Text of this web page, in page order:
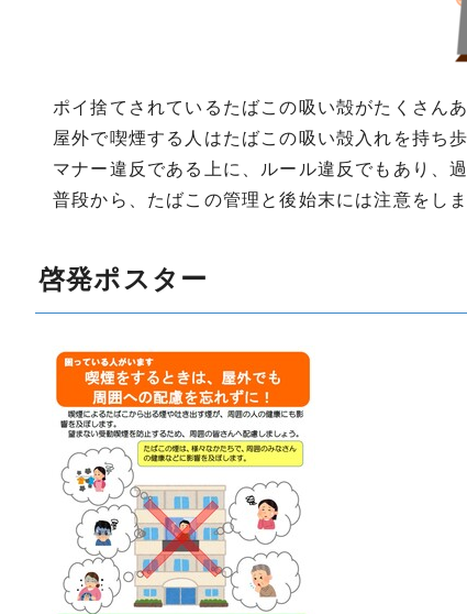
ポイ捨てされているたばこの吸い殻がたくさんあ
屋外で喫煙する人はたばこの吸い殻入れを持ち
マナー違反である上に、ルール違反でもあり、
普段から、たばこの管理と後始末には注意をしま
啓発ポスター